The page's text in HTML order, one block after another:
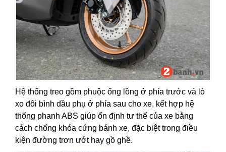
Hệ thống treo gồm phuộc ống lồng ở phía trước và lò
xo đôi bình dầu phụ ở phía sau cho xe, kết hợp hệ
thống phanh ABS giúp ổn định tư thế của xe bằng
cách chống khóa cứng bánh xe, đặc biệt trong điều
kiện đường trơn ướt hay gồ ghề.